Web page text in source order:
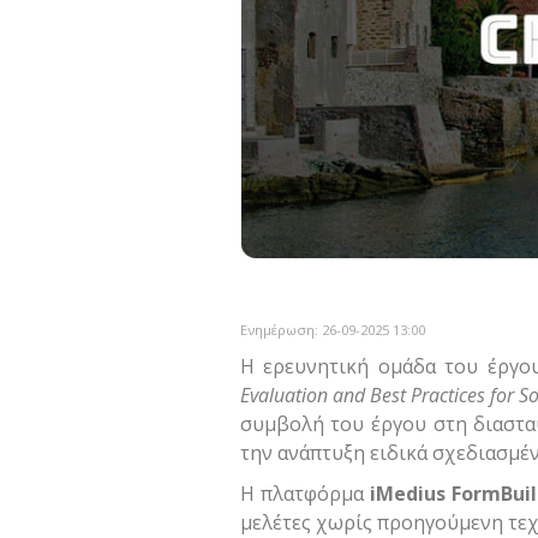
Ενημέρωση: 26-09-2025 13:00
Η ερευνητική ομάδα του
Evaluation and Best Practices for
συμβολή του έργου στη
την ανάπτυξη ειδικά
Η πλατφόρμα iMedius
μελέτες χωρίς προηγούμενη